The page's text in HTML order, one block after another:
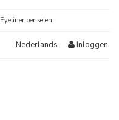
Eyeliner penselen
Nederlands Inloggen